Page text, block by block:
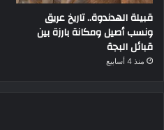
قبيلة الهدندوة.. تاريخ عريق
ونسب أصيل ومكانة بارزة بين
قبائل البجة
منذ 4 أسابيع